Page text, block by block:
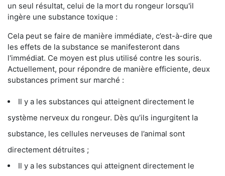
un seul résultat, celui de la mort du rongeur lorsqu'il
ingère une substance toxique :
Cela peut se faire de manière immédiate, c’est-à-dire que
les effets de la substance se manifesteront dans
l'immédiat. Ce moyen est plus utilisé contre les souris.
Actuellement, pour répondre de manière efficiente, deux
substances priment sur marché :
Il y a les substances qui atteignent directement le
système nerveux du rongeur. Dès qu’ils ingurgitent la
substance, les cellules nerveuses de l’animal sont
directement détruites ;
Il y a les substances qui atteignent directement le